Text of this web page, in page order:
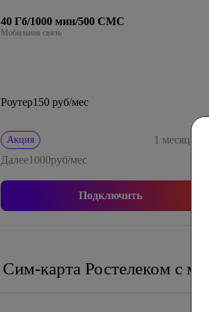
40 Гб/1000 мин/500 СМС
Мобильная связь
Роутер150 руб/мес
Акция 1 месяца
Далее1000руб/мес
Подключить
Сим-карта Ростелеком с